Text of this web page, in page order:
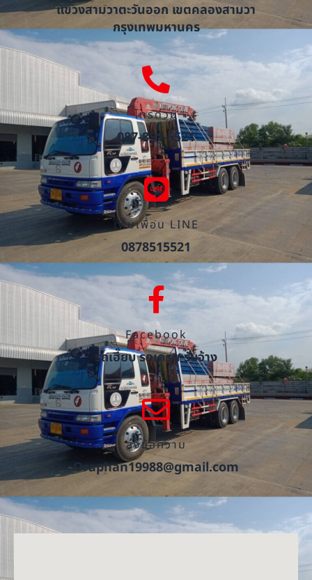
แขวงสามวาตะวันออก เขตคลองสามวา
กรุงเทพมหานคร
โทรด่วน
087-851-5521
เพิ่มเพื่อน LINE
0878515521
Facebook
รถเฮี๊ยบ รถเครน รับจ้าง
ส่งข้อความ
Oraphan19988@gmail.com